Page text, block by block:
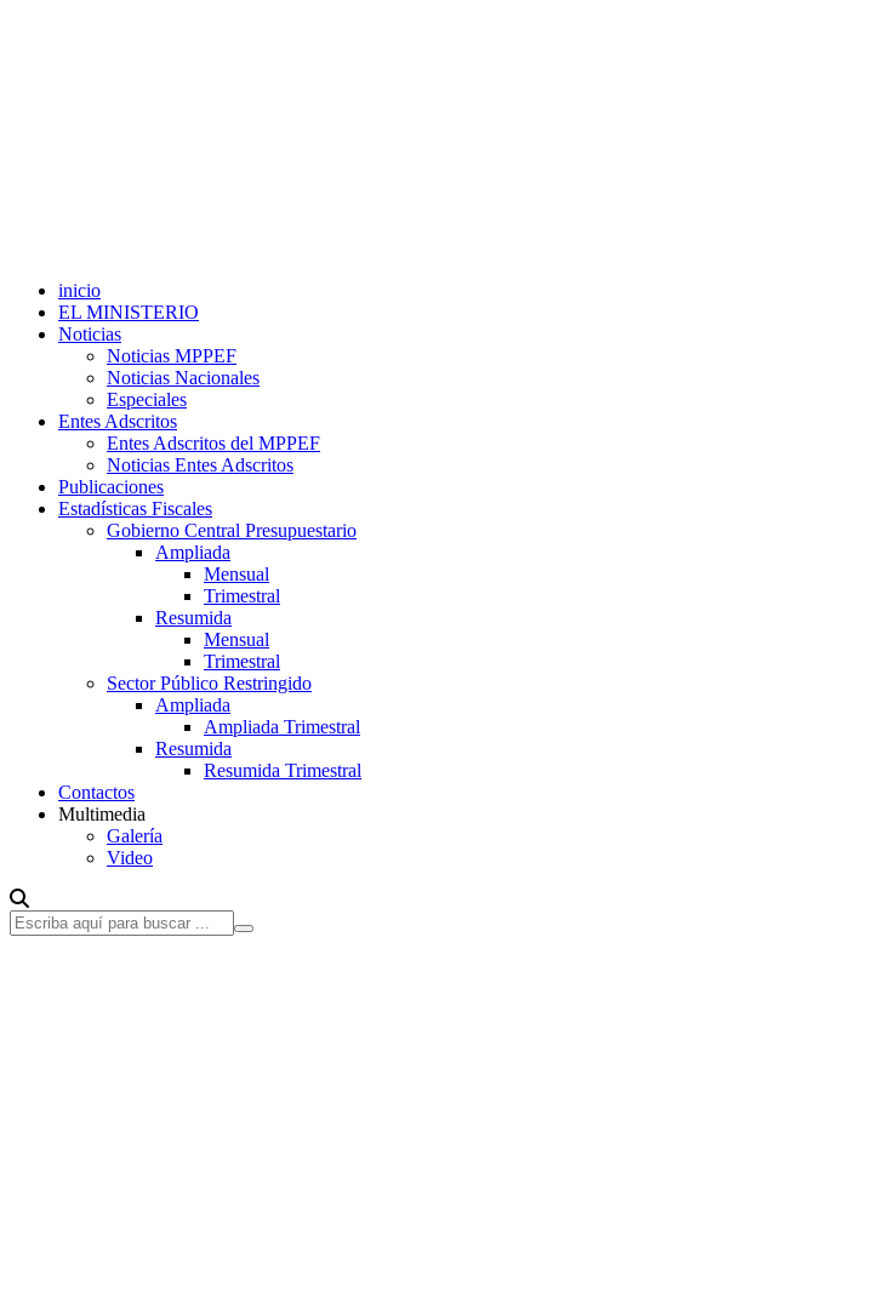
inicio
EL MINISTERIO
Noticias
Noticias MPPEF
Noticias Nacionales
Especiales
Entes Adscritos
Entes Adscritos del MPPEF
Noticias Entes Adscritos
Publicaciones
Estadísticas Fiscales
Gobierno Central Presupuestario
Ampliada
Mensual
Trimestral
Resumida
Mensual
Trimestral
Sector Público Restringido
Ampliada
Ampliada Trimestral
Resumida
Resumida Trimestral
Contactos
Multimedia
Galería
Video